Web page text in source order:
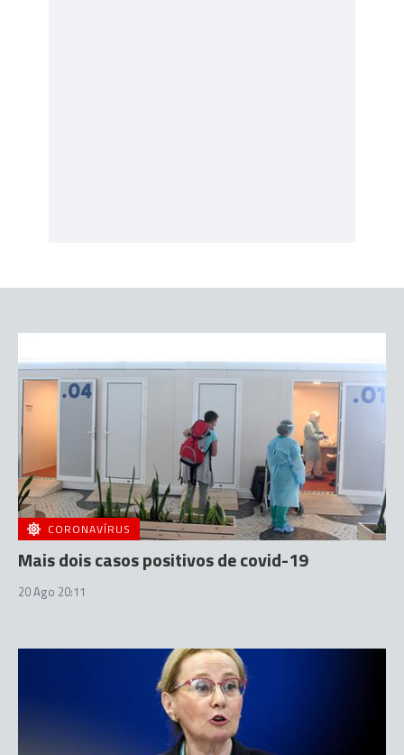
CORONAVÍRUS
Mais dois casos positivos de covid-19
20 Ago 20:11